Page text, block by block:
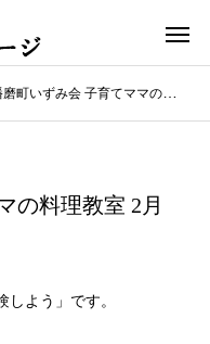
町いずみ会 子育てママの料理教室 2月分
の料理教室 2月
よう」です。